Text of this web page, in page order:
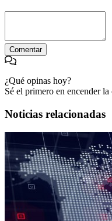
Comentar
¿Qué opinas hoy?
Sé el primero en encender
Noticias relacionadas